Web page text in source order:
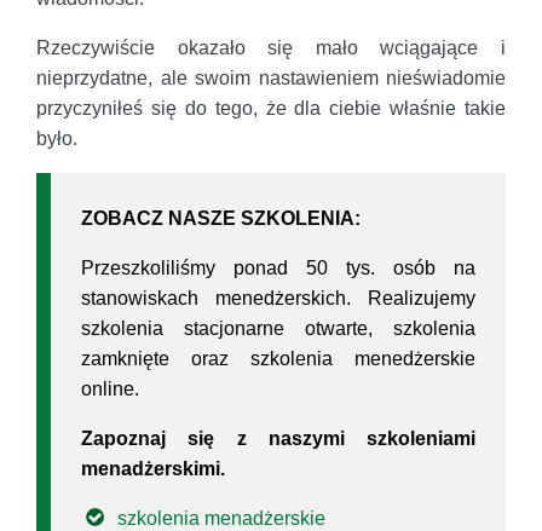
Rzeczywiście okazało się mało wciągające i
nieprzydatne, ale swoim nastawieniem nieświadomie
przyczyniłeś się do tego, że dla ciebie właśnie takie
było.
ZOBACZ NASZE SZKOLENIA:
Przeszkoliliśmy ponad 50 tys. osób na
stanowiskach menedżerskich. Realizujemy
szkolenia stacjonarne otwarte, szkolenia
zamknięte oraz szkolenia menedżerskie
online.
Zapoznaj się z naszymi szkoleniami
menadżerskimi.
szkolenia menadżerskie